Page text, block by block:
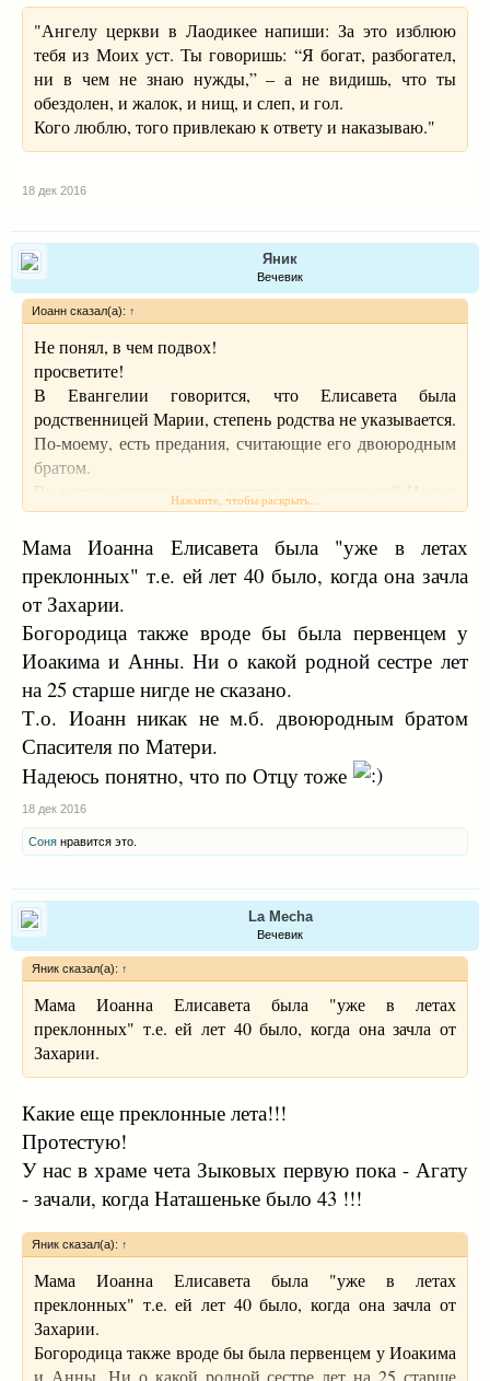
"Ангелу церкви в Лаодикее напиши: За это изблюю
тебя из Моих уст. Ты говоришь: “Я богат, разбогател,
ни в чем не знаю нужды,” – а не видишь, что ты
обездолен, и жалок, и нищ, и слеп, и гол.
Кого люблю, того привлекаю к ответу и наказываю."
18 дек 2016
Яник
Вечевик
Иоанн сказал(а): ↑
Не понял, в чем подвох!
просветите!
В Евангелии говорится, что Елисавета была
родственницей Марии, степень родства не указывается.
По-моему, есть предания, считающие его двоюродным
братом.
Во всяком случае, полно картин, где маленький Иоанн
Креститель играет с маленьким Иисусом.
Нажмите, чтобы раскрыть...
Мама Иоанна Елисавета была "уже в летах
преклонных" т.е. ей лет 40 было, когда она зачла
от Захарии.
Богородица также вроде бы была первенцем у
Иоакима и Анны. Ни о какой родной сестре лет
на 25 старше нигде не сказано.
Т.о. Иоанн никак не м.б. двоюродным братом
Спасителя по Матери.
Надеюсь понятно, что по Отцу тоже
18 дек 2016
Соня нравится это.
La Mecha
Вечевик
Яник сказал(а): ↑
Мама Иоанна Елисавета была "уже в летах
преклонных" т.е. ей лет 40 было, когда она зачла от
Захарии.
Какие еще преклонные лета!!!
Протестую!
У нас в храме чета Зыковых первую пока - Агату
- зачали, когда Наташеньке было 43 !!!
Яник сказал(а): ↑
Мама Иоанна Елисавета была "уже в летах
преклонных" т.е. ей лет 40 было, когда она зачла от
Захарии.
Богородица также вроде бы была первенцем у Иоакима